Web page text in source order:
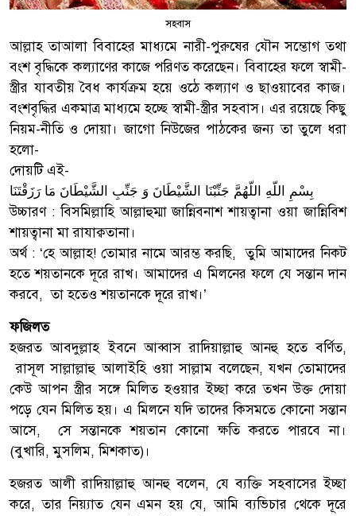
সহবাস
আল্লাহ তাআলা বিবাহের মাধ্যমে নারী-পুরুষের যৌন সম্ভোগ তথা
বংশ বৃদ্ধিকে কল্যাণের কাজে পরিণত করেছেন। বিবাহের ফলে স্বামী-
স্ত্রীর যাবতীয় বৈধ কার্যক্রম হয়ে ওঠে কল্যাণ ও ছাওয়াবের কাজ।
বংশবৃদ্ধির একমাত্র মাধ্যমে হচ্ছে স্বামী-স্ত্রীর সহবাস। এর রয়েছে কিছু
নিয়ম-নীতি ও দোয়া। জাগো নিউজের পাঠকের জন্য তা তুলে ধরা
হলো-
দোয়টি এই-
بِسْمِ اللّهِ اللّهُمَّ جَنِّبْنَا الشَّيْطَانَ وَ جَنِّبِ الشَّيْطَانَ مَا رَزَقْتَنَا
উচ্চারণ : বিসমিল্লাহি আল্লাহুম্মা জান্নিবনাশ শায়ত্বানা ওয়া জান্নিবিশ
শায়ত্বানা মা রাযাক্বতানা।
অর্থ : ‘হে আল্লাহ! তোমার নামে আরম্ভ করছি, তুমি আমাদের নিকট
হতে শয়তানকে দূরে রাখ। আমাদের এ মিলনের ফলে যে সন্তান দান
করবে, তা হতেও শয়তানকে দূরে রাখ।’
ফজিলত
হজরত আবদুল্লাহ ইবনে আব্বাস রাদিয়াল্লাহু আনহু হতে বর্ণিত,
রাসূল সাল্লাল্লাহু আলাইহি ওয়া সাল্লাম বলেছেন, যখন তোমাদের
কেউ আপন স্ত্রীর সঙ্গে মিলিত হওয়ার ইচ্ছা করে তখন উক্ত দোয়া
পড়ে যেন মিলিত হয়। এ মিলনে যদি তাদের কিসমতে কোনো সন্তান
আসে, সে সন্তানকে শয়তান কোনো ক্ষতি করতে পারবে না।
(বুখারি, মুসলিম, মিশকাত)।
হজরত আলী রাদিয়াল্লাহু আনহু বলেন, যে ব্যক্তি সহবাসের ইচ্ছা
করে, তার নিয়্যাত যেন এমন হয় যে, আমি ব্যভিচার থেকে দূরে